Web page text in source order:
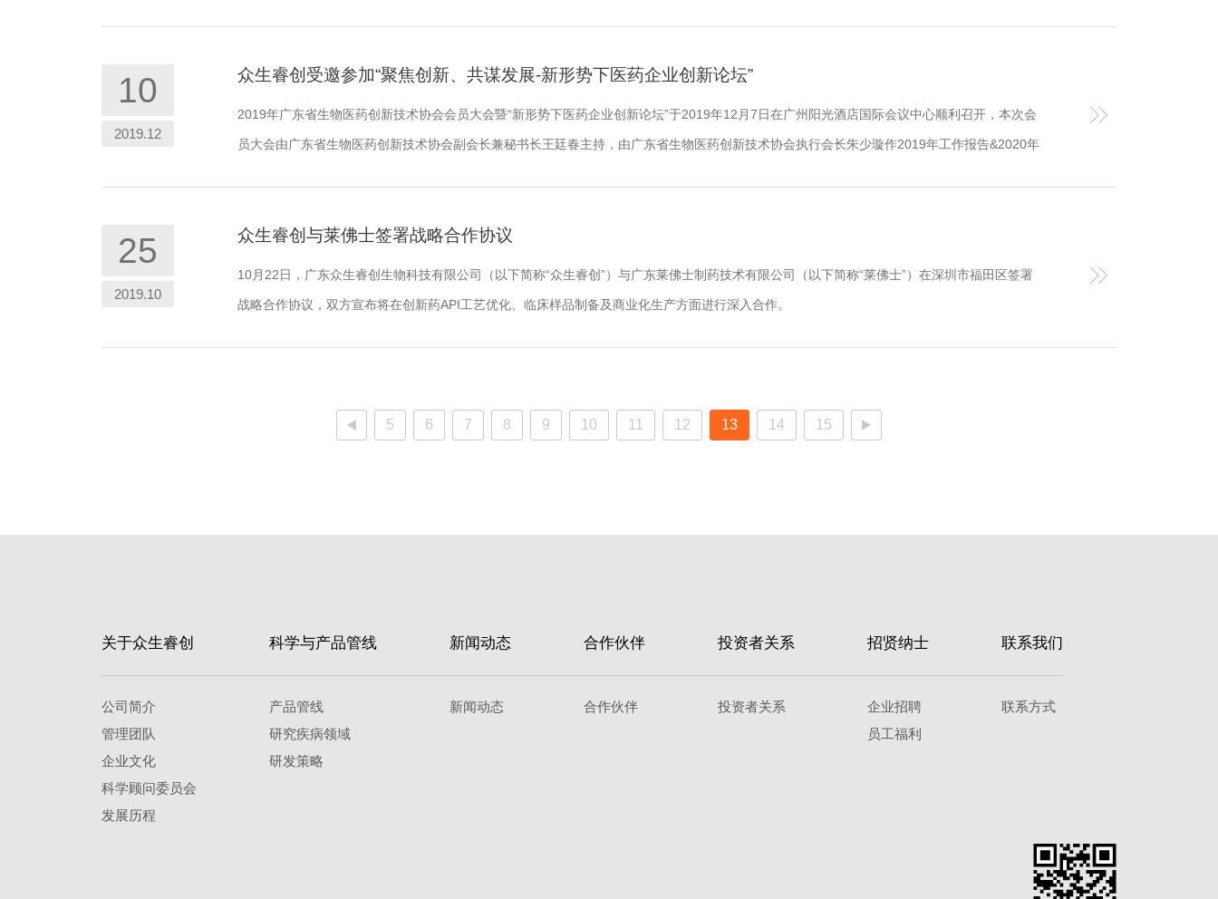
10
2019.12
众生睿创受邀参加“聚焦创新、共谋发展-新形势下医药企业创新论坛”
2019年广东省生物医药创新技术协会会员大会暨“新形势下医药企业创新论坛”于2019年12月7日在广州阳光酒店国际会议中心顺利召开，本次会
员大会由广东省生物医药创新技术协会副会长兼秘书长王廷春主持，由广东省生物医药创新技术协会执行会长朱少璇作2019年工作报告&2020年
25
2019.10
众生睿创与莱佛士签署战略合作协议
10月22日，广东众生睿创生物科技有限公司（以下简称“众生睿创”）与广东莱佛士制药技术有限公司（以下简称“莱佛士”）在深圳市福田区签署
战略合作协议，双方宣布将在创新药API工艺优化、临床样品制备及商业化生产方面进行深入合作。
5 6 7 8 9 10 11 12 13 14 15
关于众生睿创
公司简介
管理团队
企业文化
科学顾问委员会
发展历程
科学与产品管线
产品管线
研究疾病领域
研发策略
新闻动态
新闻动态
合作伙伴
合作伙伴
投资者关系
投资者关系
招贤纳士
企业招聘
员工福利
联系我们
联系方式